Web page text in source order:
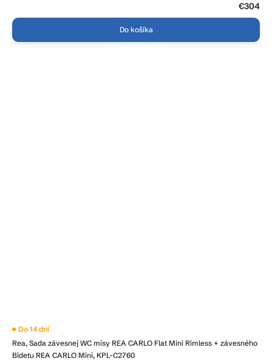
€304
Do košíka
Rea, Sada závesnej WC misy REA CARLO Flat Mini Rimless + závesného
Bidetu REA CARLO Mini, KPL-C2760
Do 14 dní